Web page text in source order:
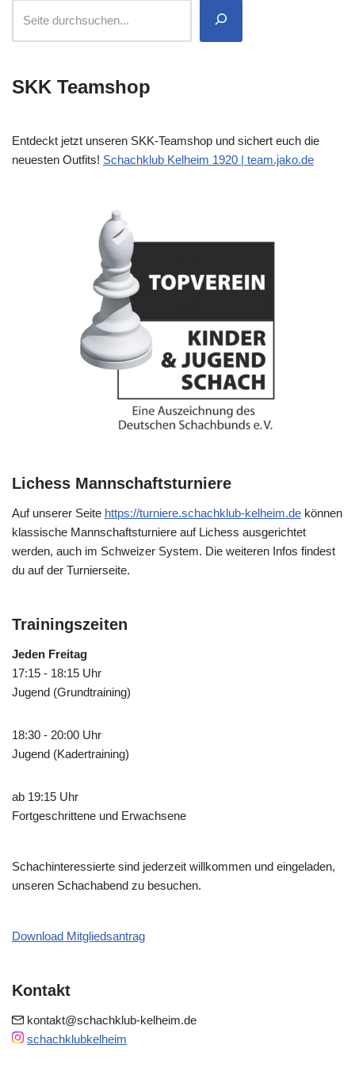
SKK Teamshop
Entdeckt jetzt unseren SKK-Teamshop und sichert euch die
neuesten Outfits! Schachklub Kelheim 1920 | team.jako.de
Lichess Mannschaftsturniere
Auf unserer Seite https://turniere.schachklub-kelheim.de können
klassische Mannschaftsturniere auf Lichess ausgerichtet
werden, auch im Schweizer System. Die weiteren Infos findest
du auf der Turnierseite.
Trainingszeiten
Jeden Freitag
17:15 - 18:15 Uhr
Jugend (Grundtraining)
18:30 - 20:00 Uhr
Jugend (Kadertraining)
ab 19:15 Uhr
Fortgeschrittene und Erwachsene
Schachinteressierte sind jederzeit willkommen und eingeladen,
unseren Schachabend zu besuchen.
Download Mitgliedsantrag
Kontakt
kontakt@schachklub-kelheim.de
schachklubkelheim